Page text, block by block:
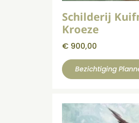
Schilderij
Kroeze
€ 900,00
Bezichtiging